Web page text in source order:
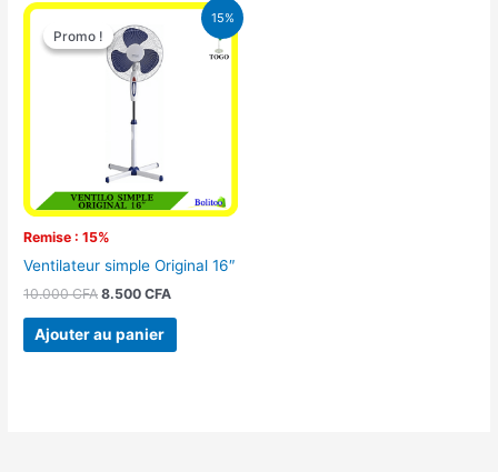
15%
Promo !
Remise : 15%
Promo !
Ventilateur simple Original 16″
10.000CFA
Le
prix
initial
était :
10.000 CFA.
8.500CFA
Le
Ajouter au panier